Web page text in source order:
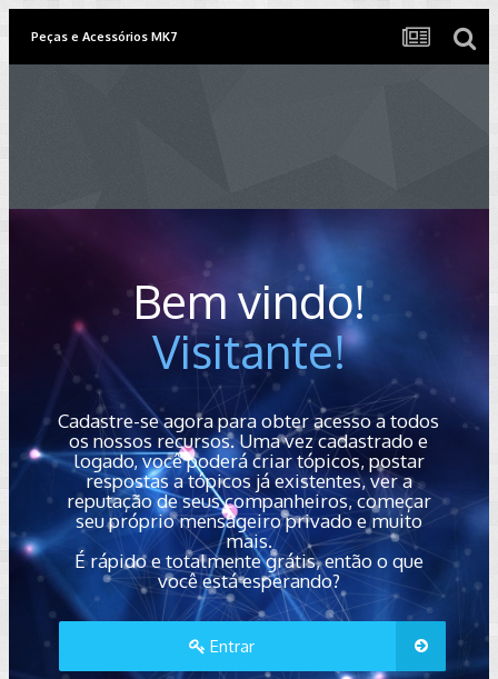
Peças e Acessórios MK7
Bem vindo!
Visitante!
Cadastre-se agora para obter acesso a todos
os nossos recursos. Uma vez cadastrado e
logado, você poderá criar tópicos, postar
respostas a tópicos já existentes, ver a
reputação de seus companheiros, começar
seu próprio mensageiro privado e muito
mais.
É rápido e totalmente grátis, então o que
você está esperando?
Entrar